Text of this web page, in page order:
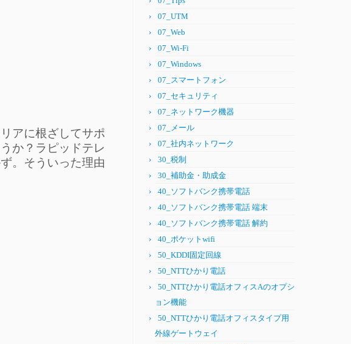
アに根ざしてサポ
か？ラピッドテレ
。そういった理由
07_UTM
07_Web
07_Wi-Fi
07_Windows
07_スマートフォン
07_セキュリティ
07_ネットワーク機器
07_メール
07_社内ネットワーク
30_税制
30_補助金・助成金
40_ソフトバンク携帯電話
40_ソフトバンク携帯電話 端末
40_ソフトバンク携帯電話 解約
40_ポケットwifi
50_KDDI固定回線
50_NTTひかり電話
50_NTTひかり電話オフィスAのオプシ
ョン機能
50_NTTひかり電話オフィスタイプ用
外線ゲートウェイ